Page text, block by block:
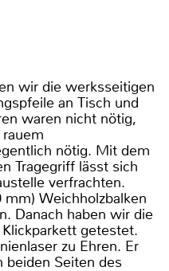
wir die werksseitigen
an Tisch und
waren nicht nötig,
nötig. Mit dem
Tragegriff lässt sich
verfrachten.
Weichholzbalken
Danach haben wir die
getestet.
zu Ehren. Er
beiden Seiten des